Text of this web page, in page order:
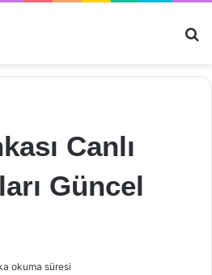
Canlı
Güncel
okuma süresi